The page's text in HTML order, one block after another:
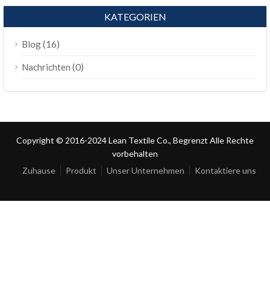
KATEGORIEN
Blog(16)
Nachrichten (0)
Copyright © 2016-2024 Lean Textile Co., Begrenzt Alle Rechte
vorbehalten
Zuhause
Produkt Unser Unternehmen Kontaktiere uns